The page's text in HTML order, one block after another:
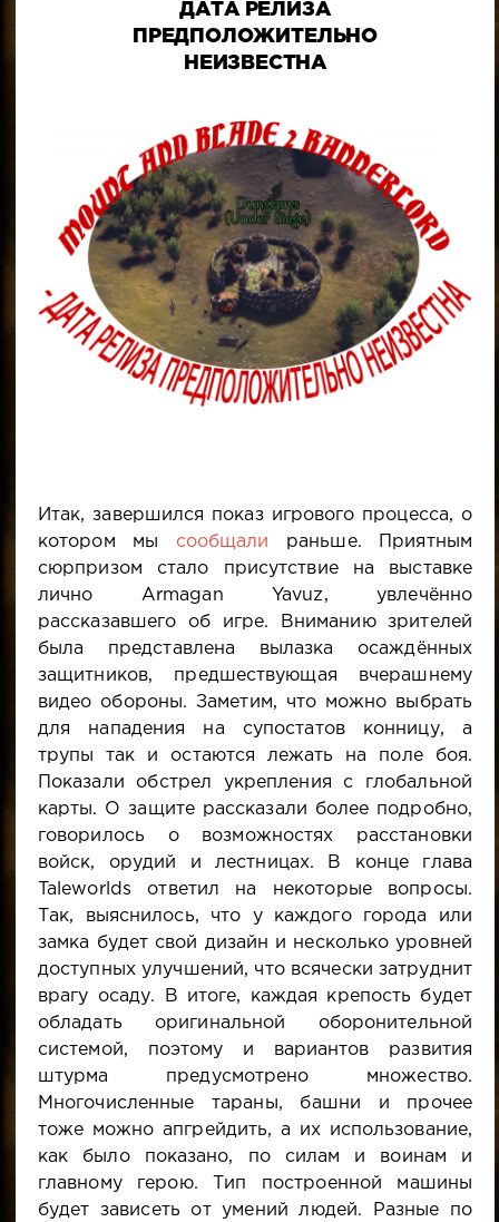
ДАТА РЕЛИЗА
ПРЕДПОЛОЖИТЕЛЬНО
НЕИЗВЕСТНА
Итак, завершился показ игрового процесса, о
котором мы сообщали
раньше. Приятным
сюрпризом стало присутствие на выставке
лично Armagan Yavuz, увлечённо
рассказавшего об игре. Вниманию зрителей
была представлена вылазка осаждённых
защитников, предшествующая вчерашнему
видео обороны. Заметим, что можно выбрать
для нападения на супостатов конницу, а
трупы так и остаются лежать на поле боя.
Показали обстрел укрепления с глобальной
карты. О защите рассказали более подробно,
говорилось о возможностях расстановки
войск, орудий и лестницах. В конце глава
Taleworlds ответил на некоторые вопросы.
Так, выяснилось, что у каждого города или
замка будет свой дизайн и несколько уровней
доступных улучшений, что всячески затруднит
врагу осаду. В итоге, каждая крепость будет
обладать оригинальной оборонительной
системой, поэтому и вариантов развития
штурма предусмотрено множество.
Многочисленные тараны, башни и прочее
тоже можно апгрейдить, а их использование,
как было показано, по силам и воинам и
главному герою. Тип построенной машины
будет зависеть от умений людей. Разные по